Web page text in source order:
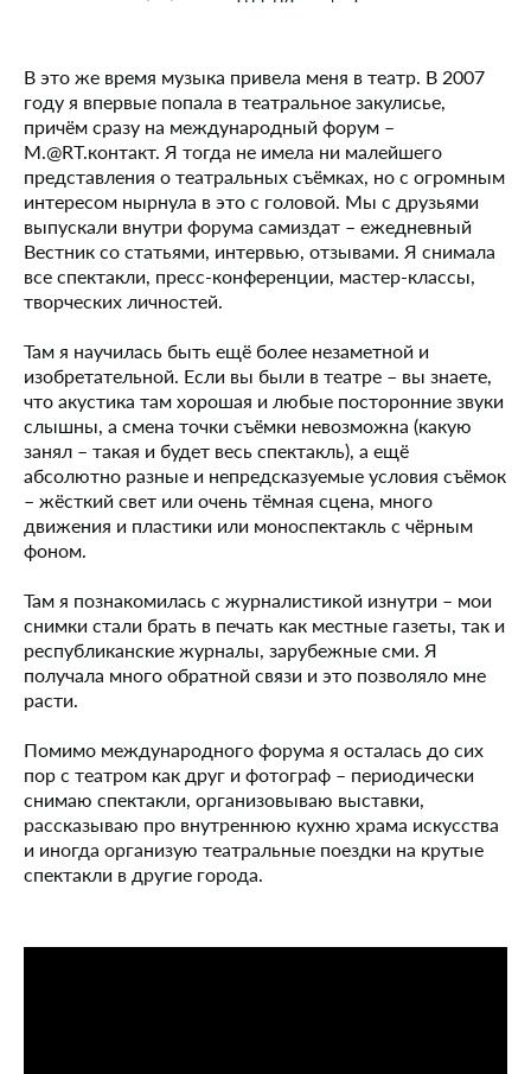
В это же время музыка привела меня в театр. В 2007
году я впервые попала в театральное закулисье,
причём сразу на международный форум –
М.@RT.контакт. Я тогда не имела ни малейшего
представления о театральных съёмках, но с огромным
интересом нырнула в это с головой. Мы с друзьями
выпускали внутри форума самиздат – ежедневный
Вестник со статьями, интервью, отзывами. Я снимала
все спектакли, пресс-конференции, мастер-классы,
творческих личностей.
Там я научилась быть ещё более незаметной и
изобретательной. Если вы были в театре – вы знаете,
что акустика там хорошая и любые посторонние звуки
слышны, а смена точки съёмки невозможна (какую
занял – такая и будет весь спектакль), а ещё
абсолютно разные и непредсказуемые условия съёмок
– жёсткий свет или очень тёмная сцена, много
движения и пластики или моноспектакль с чёрным
фоном.
Там я познакомилась с журналистикой изнутри – мои
снимки стали брать в печать как местные газеты, так и
республиканские журналы, зарубежные сми. Я
получала много обратной связи и это позволяло мне
расти.
Помимо международного форума я осталась до сих
пор с театром как друг и фотограф – периодически
снимаю спектакли, организовываю выставки,
рассказываю про внутреннюю кухню храма искусства
и иногда организую театральные поездки на крутые
спектакли в другие города.